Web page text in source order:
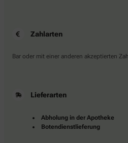
Zahlarten
Bar oder mit einer anderen akzeptierten
Lieferarten
Abholung in der Apotheke
Botendienstlieferung